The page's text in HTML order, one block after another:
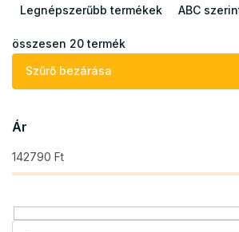
m
k
e
n
d
e
é
s
Legnépszerűbb termékek ABC
összesen 20termék
Szűrő bezárása
Ár
142790 Ft